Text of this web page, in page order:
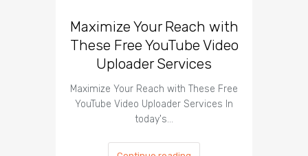
Maximize Your Reach with
These Free YouTube Video
Uploader Services
Maximize Your Reach with These Free
YouTube Video Uploader Services In
today's…